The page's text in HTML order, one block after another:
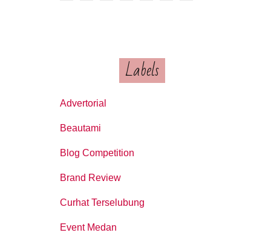
Labels
Advertorial
Beautami
Blog Competition
Brand Review
Curhat Terselubung
Event Medan